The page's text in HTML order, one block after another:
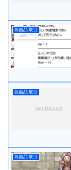
装備品 取引
装備品 取引
装備品 取引